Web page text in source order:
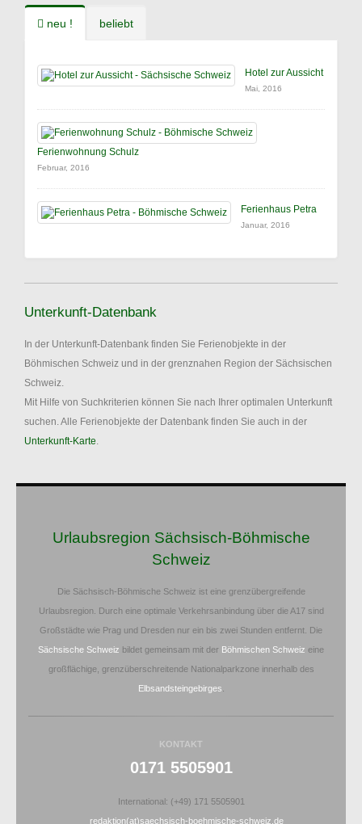
neu ! beliebt
Hotel zur Aussicht
Mai, 2016
Ferienwohnung Schulz
Februar, 2016
Ferienhaus Petra
Januar, 2016
Unterkunft-Datenbank
In der Unterkunft-Datenbank finden Sie Ferienobjekte in der
Böhmischen Schweiz und in der grenznahen Region der Sächsischen
Schweiz.
Mit Hilfe von Suchkriterien können Sie nach Ihrer optimalen Unterkunft
suchen. Alle Ferienobjekte der Datenbank finden Sie auch in der
Unterkunft-Karte.
Urlaubsregion Sächsisch-Böhmische
Schweiz
Die Sächsisch-Böhmische Schweiz ist eine grenzübergreifende
Urlaubsregion. Durch eine optimale Verkehrsanbindung über die A17 sind
Großstädte wie Prag und Dresden nur ein bis zwei Stunden entfernt. Die
Sächsische Schweiz bildet gemeinsam mit der Böhmischen Schweiz eine
großflächige, grenzüberschreitende Nationalparkzone innerhalb des
Elbsandsteingebirges
KONTAKT
0171 5505901
International: (+49) 171 5505901
redaktion(at)saechsisch-boehmische-schweiz.de